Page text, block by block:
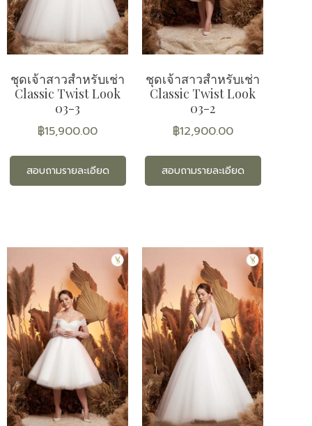
ชุดเจ้าสาวสำหรับเช่า
Classic Twist Look
03-3
฿15,900.00
สอบถามรายละเอียด
ชุดเจ้าสาวสำหรับเช่า
Classic Twist Look
03-2
฿12,900.00
สอบถามรายละเอียด